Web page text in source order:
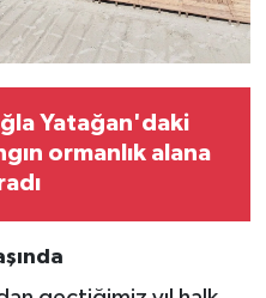
Yatağan'daki
ormanlık alana